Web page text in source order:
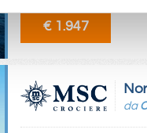
€ 1.947
da